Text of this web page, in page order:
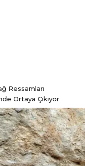
Ressamları
Ortaya Çıkıyor